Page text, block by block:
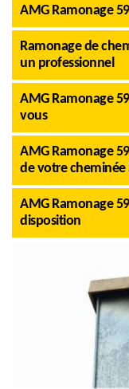
AMG Ramonage
Ramonage de
un professionnel
AMG Ramonage
vous
AMG Ramonage
de votre cheminée
AMG Ramonage
disposition